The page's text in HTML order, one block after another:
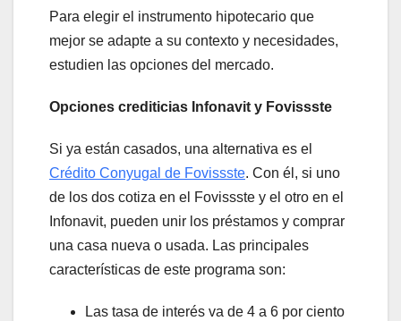
Para elegir el instrumento hipotecario que
mejor se adapte a su contexto y necesidades,
estudien las opciones del mercado.
Opciones crediticias Infonavit y Fovissste
Si ya están casados, una alternativa es el
Crédito Conyugal de Fovissste. Con él, si uno
de los dos cotiza en el Fovissste y el otro en el
Infonavit, pueden unir los préstamos y comprar
una casa nueva o usada. Las principales
características de este programa son:
Las tasa de interés va de 4 a 6 por ciento